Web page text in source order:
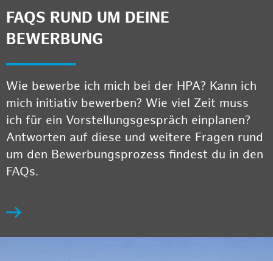
FAQS RUND UM DEINE
BEWERBUNG
Wie bewerbe ich mich bei der HPA? Kann ich
mich initiativ bewerben? Wie viel Zeit muss
ich für ein Vorstellungsgespräch einplanen?
Antworten auf diese und weitere Fragen rund
um den Bewerbungsprozess findest du in den
FAQs.